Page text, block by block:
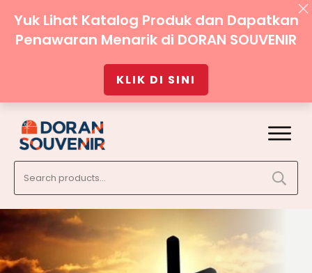
for:
Yuk Lihat Katalog Produk dan Dapatkan
Penawaran Menarik di DORAN SOUVENIR
KLIK DI SINI